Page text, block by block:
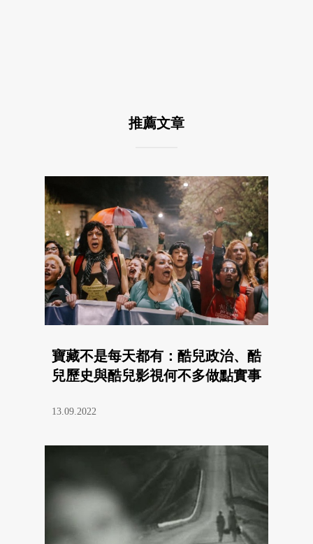
推薦文章
寶藏不是每天都有：酷兒政治、酷
兒歷史與酷兒影視何不多做點實事
13.09.2022